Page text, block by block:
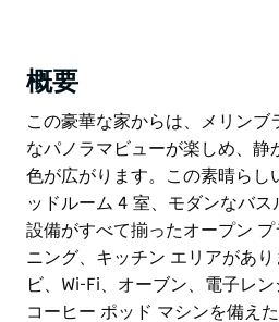
概要
この豪華な家からは、メリンブ
なパノラマビューが楽しめ、静
色が広がります。この素晴らし
ッドルーム 4 室、モダンなバ
設備がすべて揃ったオープン
ニング、キッチン エリアがあ
ビ、Wi-Fi、オーブン、電子レ
コーヒー ポッド マシンを備え